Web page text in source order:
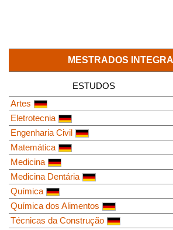
MESTRADOS
ESTUDOS
Artes
Eletrotecnia
Engenharia Civil
Matemática
Medicina
Medicina Dentária
Química
Química dos Alimentos
Técnicas da Construção